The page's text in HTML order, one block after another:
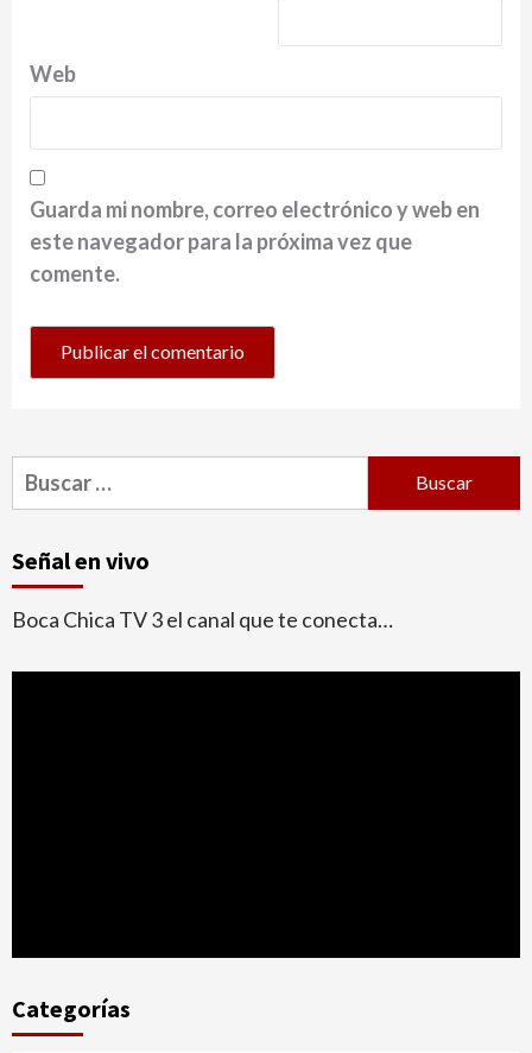
Web
Guarda mi nombre, correo electrónico y web en
este navegador para la próxima vez que
comente.
Buscar:
Señal en vivo
Boca Chica TV 3 el canal que te conecta…
Categorías